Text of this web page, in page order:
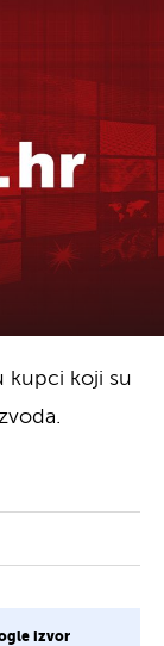
kupci koji su
izvor